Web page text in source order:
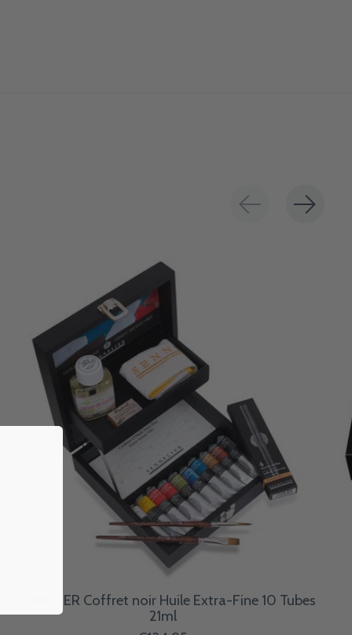
SENNELIER Coffret noir Huile Extra-Fine 10 Tubes
21ml